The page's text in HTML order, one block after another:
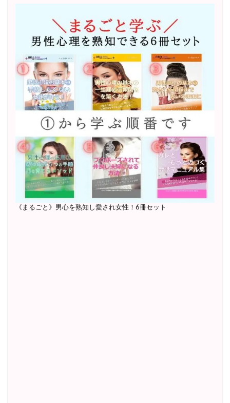
《まるごと》男心を熟知し愛され女性！6冊セット